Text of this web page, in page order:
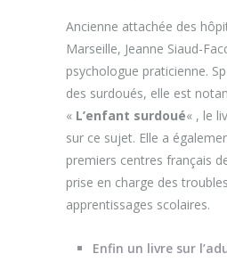
Ancienne attachée des
Marseille, Jeanne Siaud-
psychologue praticienne.
des surdoués, elle est
« L’enfant surdoué« , le
sur ce sujet. Elle a
premiers centres français
prise en charge des
apprentissages scolaires.
Enfin un livre sur